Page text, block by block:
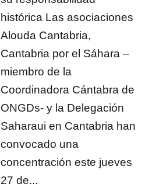
histórica Las asociaciones
Alouda Cantabria,
Cantabria por el Sáhara –
miembro de la
Coordinadora Cántabra de
ONGDs- y la Delegación
Saharaui en Cantabria han
convocado una
concentración este jueves
27 de...